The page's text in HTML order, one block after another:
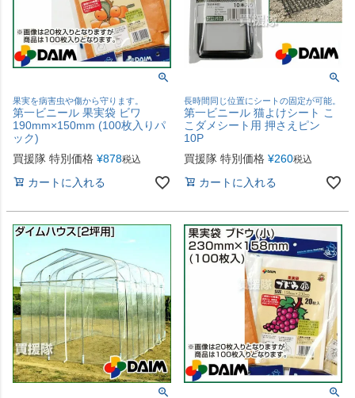
果実を病害虫や傷から守ります。
第一ビニール 果実袋 ビワ
190mm×150mm (100枚入りパ
ック)
買援隊 特別価格 ¥878税込
カートに入れる
長時間同じ位置にシートの固定が可能。
第一ビニール 猫よけシート こ
こダメシート用 押さえピン
10P
買援隊 特別価格 ¥260税込
カートに入れる